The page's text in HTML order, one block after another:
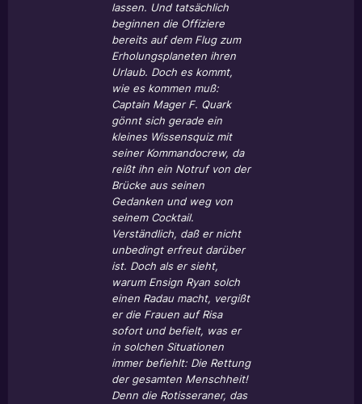
lassen. Und tatsächlich
beginnen die Offiziere
bereits auf dem Flug zum
Erholungsplaneten ihren
Urlaub. Doch es kommt,
wie es kommen muß:
Captain Mager F. Quark
gönnt sich gerade ein
kleines Wissensquiz mit
seiner Kommandocrew, da
reißt ihn ein Notruf von der
Brücke aus seinen
Gedanken und weg von
seinem Cocktail.
Verständlich, daß er nicht
unbedingt erfreut darüber
ist. Doch als er sieht,
warum Ensign Ryan solch
einen Radau macht, vergißt
er die Frauen auf Risa
sofort und befielt, was er
in solchen Situationen
immer befiehlt: Die Rettung
der gesamten Menschheit!
Denn die Rotisseraner, das